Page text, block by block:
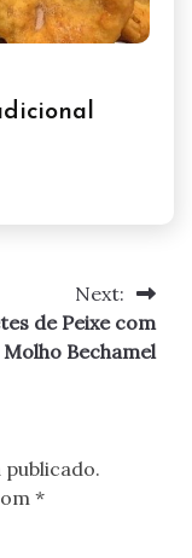
Next:
de Peixe com
Molho Bechamel
publicado.
*